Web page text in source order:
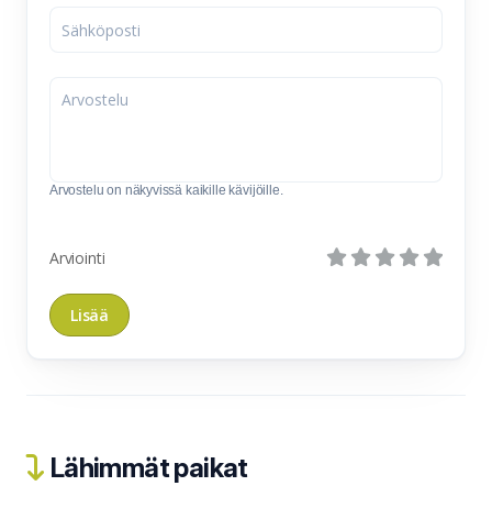
Arvostelu on näkyvissä kaikille kävijöille.
Arviointi
Lähimmät paikat